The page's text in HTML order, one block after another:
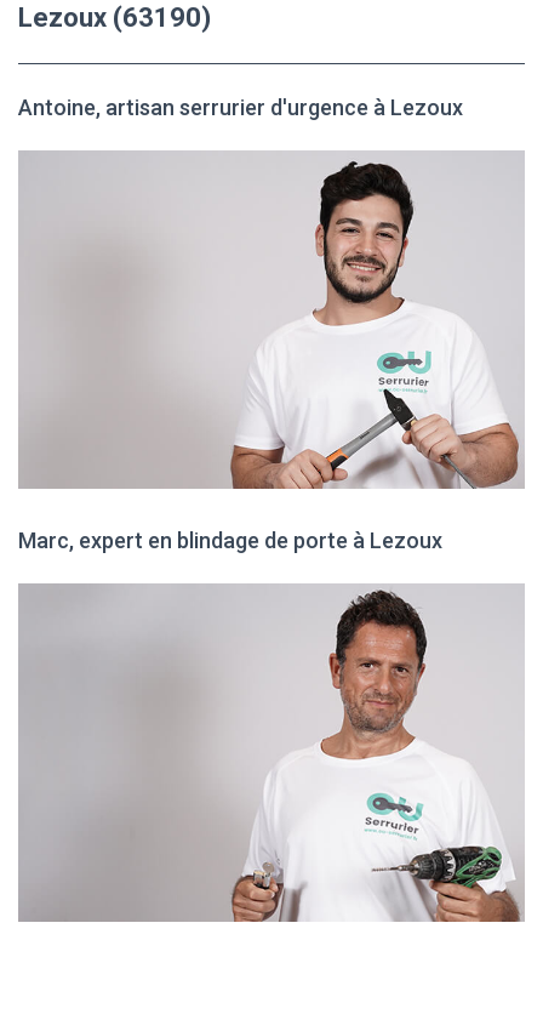
Lezoux (63190)
Antoine, artisan serrurier d'urgence à Lezoux
Marc, expert en blindage de porte à Lezoux